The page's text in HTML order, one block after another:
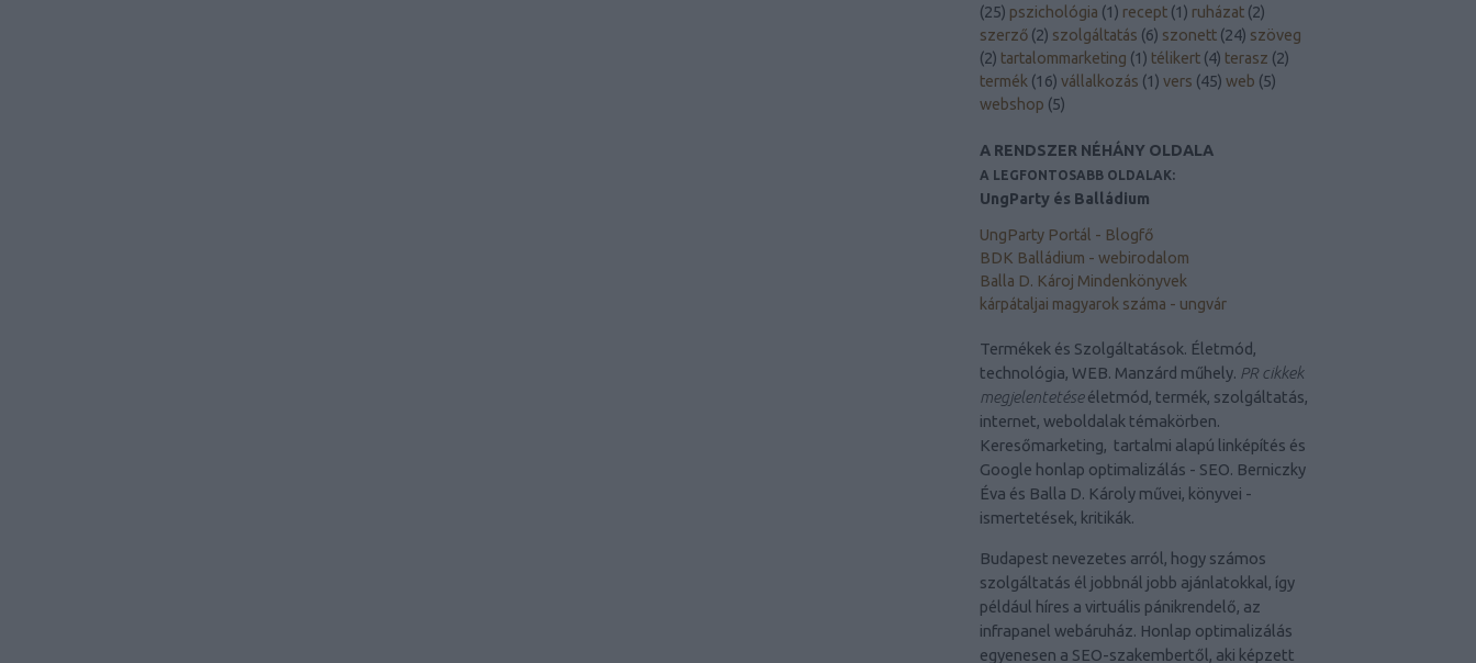
(25) pszichológia (1) recept (1) ruházat (2)
szerző (2) szolgáltatás (6) szonett (24) szöveg
(2) tartalommarketing (1) télikert (4) terasz (2)
termék (16) vállalkozás (1) vers (45) web (5)
webshop (5)
A RENDSZER NÉHÁNY OLDALA
A LEGFONTOSABB OLDALAK:
UngParty és Balládium
UngParty Portál - Blogfő
BDK Balládium - webirodalom
Balla D. Károj Mindenkönyvek
kárpátaljai magyarok száma - ungvár
Termékek és Szolgáltatások. Életmód,
technológia, WEB. Manzárd műhely. PR cikkek
megjelentetéseéletmód, termék, szolgáltatás,
internet, weboldalak témakörben.
Keresőmarketing, tartalmi alapú linképítés és
Google honlap optimalizálás - SEO. Berniczky
Éva és Balla D. Károly művei, könyvei -
ismertetések, kritikák.
Budapest nevezetes arról, hogy számos
szolgáltatás él jobbnál jobb ajánlatokkal, így
például híres a virtuális pánikrendelő, az
infrapanel webáruház. Honlap optimalizálás
egyenesen a SEO-szakembertől, aki képzett